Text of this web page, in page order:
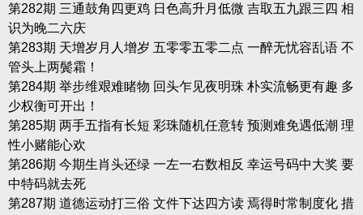
第282期 三通鼓角四更鸡 日色高升月低微 吉取五九跟三四 相
识为晚二六庆
第283期 天增岁月人增岁 五零零五零二点 一醉无忧容乱语 不
管头上两鬓霜！
第284期 举步维艰难睹物 回头乍见夜明珠 朴实流畅更有趣 多
少权衡可开出！
第285期 两手五指有长短 彩珠随机任意转 预测难免遇低潮 理
性小赌能心欢
第286期 今期生肖头还绿 一左一右数相反 幸运号码中大奖 要
中特码就去死
第287期 道德运动打三俗 文件下达四方读 焉得时常制度化 措